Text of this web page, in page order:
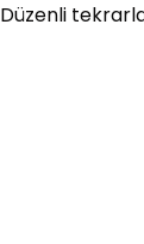
Düzenli